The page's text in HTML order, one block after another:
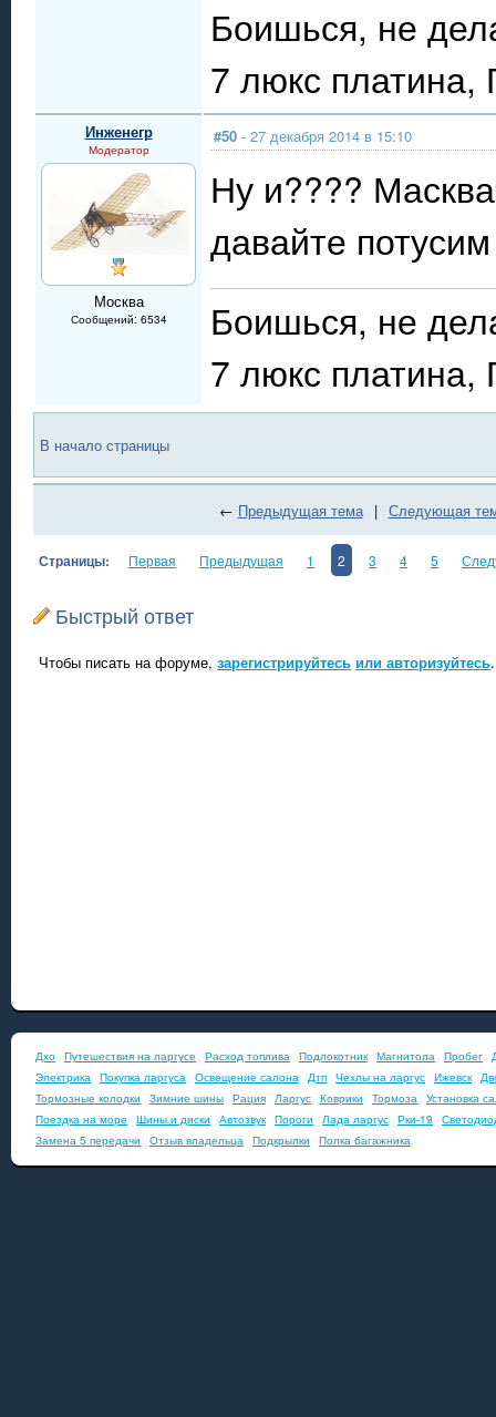
Боишься, не
7 люкс
Инженегр
Модератор
Москва
Сообщений: 6534
#50 - 27 декабря 2014 в 15:10
Ну и????
давайте
Боишься, не
7 люкс
В начало страницы
← Предыдущая тема | Следующая
Страницы: Первая Предыдущая 1 2 3 4 5
Быстрый ответ
Чтобы писать на форуме, зарегистрируйтесь или авторизуйтесь.
Дхо Путешествия на ларгусе Расход топлива Подлокотник Магнитола Пробег
Электрика Покупка ларгуса Освещение салона Дтп Чехлы на ларгус Ижевск
Тормозные колодки
Зимние шины Рация Ларгус Коврики Тормоза Установка
Поездка на море
Шины и диски Автозвук Пороги Лада ларгус Рки-19
Замена 5 передачи
Отзыв владельца Подкрылки Полка багажника